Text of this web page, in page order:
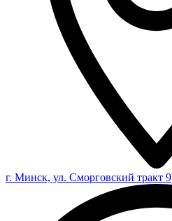
г. Минск, ул. Сморговский тракт 9